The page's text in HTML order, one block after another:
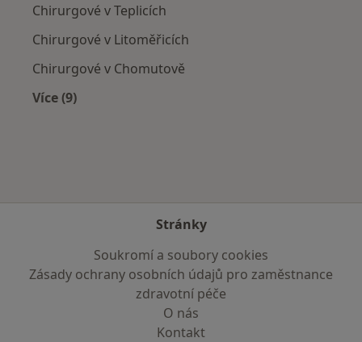
Chirurgové v Teplicích
Chirurgové v Litoměřicích
Chirurgové v Chomutově
Více (9)
Stránky
Soukromí a soubory cookies
Zásady ochrany osobních údajů pro zaměstnance
zdravotní péče
O nás
Kontakt